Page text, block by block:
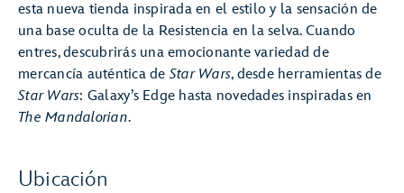
esta nueva tienda inspirada en el estilo y la sensación de
una base oculta de la Resistencia en la selva. Cuando
entres, descubrirás una emocionante variedad de
mercancía auténtica deStar Wars, desde herramientas de
Star Wars: Galaxy’s Edge hasta novedades inspiradas en
The Mandalorian.
Ubicación